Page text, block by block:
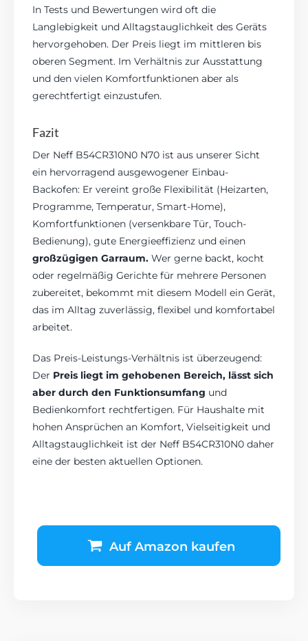
In Tests und Bewertungen wird oft die
Langlebigkeit und Alltagstauglichkeit des Geräts
hervorgehoben. Der Preis liegt im mittleren bis
oberen Segment. Im Verhältnis zur Ausstattung
und den vielen Komfortfunktionen aber als
gerechtfertigt einzustufen.
Fazit
Der Neff B54CR310N0 N70 ist aus unserer Sicht
ein hervorragend ausgewogener Einbau-
Backofen: Er vereint große Flexibilität (Heizarten,
Programme, Temperatur, Smart-Home),
Komfortfunktionen (versenkbare Tür, Touch-
Bedienung), gute Energieeffizienz und einen
großzügigen Garraum. Wer gerne backt, kocht
oder regelmäßig Gerichte für mehrere Personen
zubereitet, bekommt mit diesem Modell ein Gerät,
das im Alltag zuverlässig, flexibel und komfortabel
arbeitet.
Das Preis-Leistungs-Verhältnis ist überzeugend:
Der Preis liegt im gehobenen Bereich, lässt sich
aber durch den Funktionsumfang und
Bedienkomfort rechtfertigen. Für Haushalte mit
hohen Ansprüchen an Komfort, Vielseitigkeit und
Alltagstauglichkeit ist der Neff B54CR310N0 daher
eine der besten aktuellen Optionen.
Auf Amazon kaufen